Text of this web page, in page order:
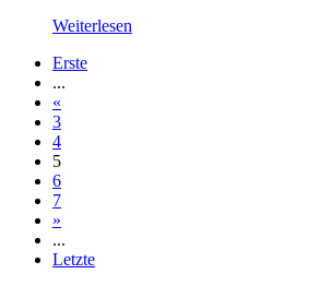
Weiterlesen
Erste
...
«
3
4
5
6
7
»
...
Letzte